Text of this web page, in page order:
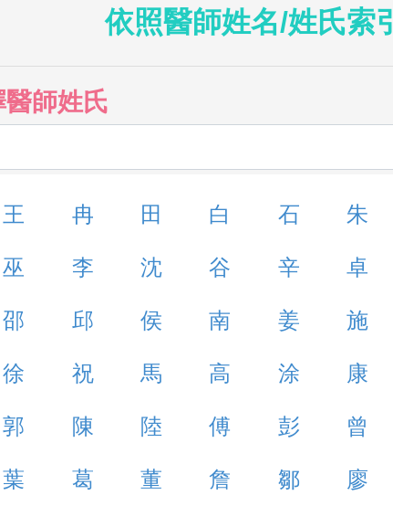
依照醫師姓名/姓氏索引
師姓氏
王 冉 田 白 石 朱
巫 李 沈 谷 辛 卓
邵 邱 侯 南 姜 施
徐 祝 馬 高 涂 康
郭 陳 陸 傅 彭 曾
葉 葛 董 詹 鄒 廖